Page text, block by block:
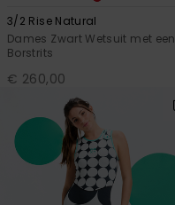
3/2 Rise Natural
Dames Zwart Wetsuit met een
Borstrits
€ 260,00